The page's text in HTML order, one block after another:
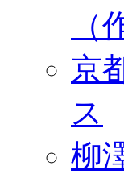
（
京
ス
柳